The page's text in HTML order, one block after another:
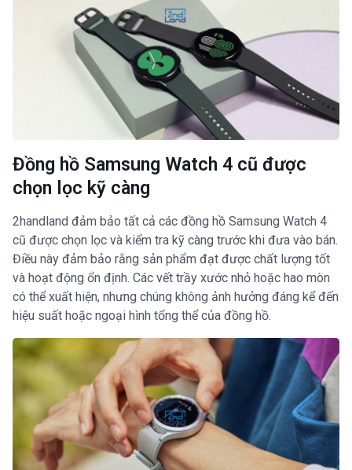
Đồng hồ Samsung Watch 4 cũ được
chọn lọc kỹ càng
2handland đảm bảo tất cả các đồng hồ Samsung Watch 4
cũ được chọn lọc và kiểm tra kỹ càng trước khi đưa vào bán.
Điều này đảm bảo rằng sản phẩm đạt được chất lượng tốt
và hoạt động ổn định. Các vết trầy xước nhỏ hoặc hao mòn
có thể xuất hiện, nhưng chúng không ảnh hưởng đáng kể đến
hiệu suất hoặc ngoại hình tổng thể của đồng hồ.